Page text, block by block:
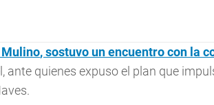
Mulino, sostuvo un encuentro con la
quienes expuso el plan que